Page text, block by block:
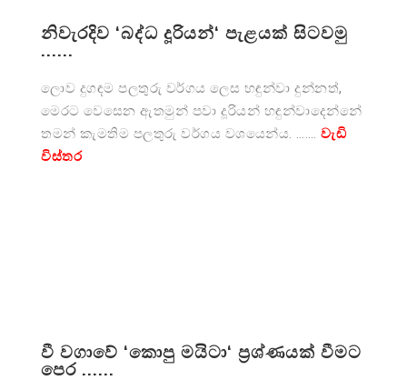
නිවැරදිව ‘බද්ධ දූරියන්‘ පැළයක් සිටවමු
......
ලොව දුගඳම පලතුරු වර්ගය ලෙස හඳුන්වා දුන්නත්,
මෙරට වෙසෙන ඇතමුන් පවා දූරියන් හඳුන්වාදෙන්නේ
තමන් කැමතිම පලතුරු වර්ගය වශයෙන්ය. ……. වැඩි
විස්තර
වී වගාවේ ‘කොපු මයිටා‘ ප්‍රශ්ණයක් වීමට
පෙර ......